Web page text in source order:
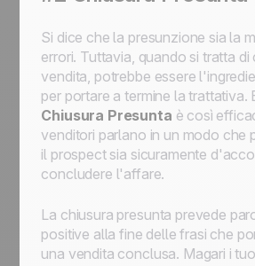
Si dice che la presunzione sia la
errori. Tuttavia, quando si tratta di
vendita, potrebbe essere
per portare a termine la trattativa.
Chiusura Presunta è così
venditori parlano in un modo che
il prospect sia sicuramente
concludere l'affare.
La chiusura presunta prevede
positive alla fine delle frasi che
una vendita conclusa. Magari i